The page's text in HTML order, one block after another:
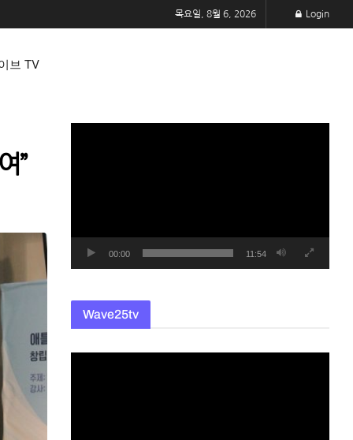
목요일, 8월 6, 2026 Login
브 TV
”
00:00 11:54
Wave25tv